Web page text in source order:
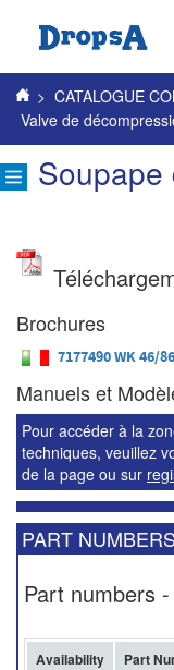
> CATALOGUE
Valve de
Soupape
Brochures
7177490 WK 46/86
Manuels et
Pour accéder à la
techniques, veuillez
de la page ou sur
PART NUMBERS
Part numbers
Availability Part